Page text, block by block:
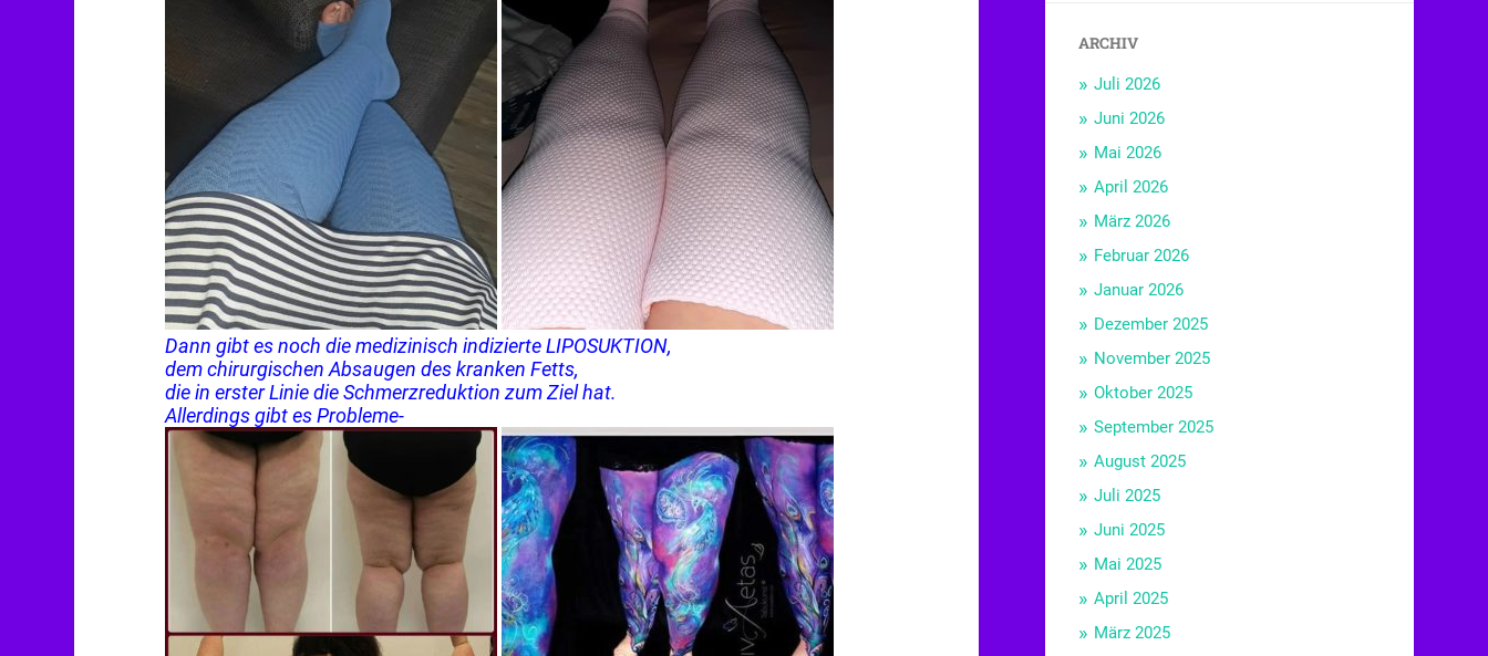
Dann gibt es noch die medizinisch indizierte LIPOSUKTION,
dem chirurgischen Absaugen des kranken Fetts,
die in erster Linie die Schmerzreduktion zum Ziel hat.
Allerdings gibt es Probleme-
ARCHIV
Juli 2026
Juni 2026
Mai 2026
April 2026
März 2026
Februar 2026
Januar 2026
Dezember 2025
November 2025
Oktober 2025
September 2025
August 2025
Juli 2025
Juni 2025
Mai 2025
April 2025
März 2025